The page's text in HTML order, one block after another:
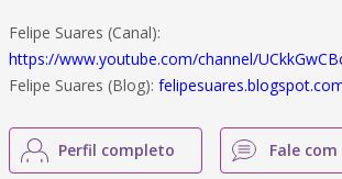
Felipe Suares (Canal):
https://www.youtube.com/channel/
Felipe Suares (Blog):
Perfil completo Fale